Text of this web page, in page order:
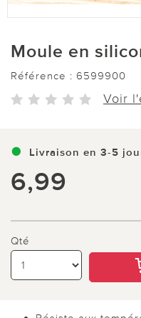
Moule en
Référence : 6599900
Voir
Livraison en 3-5
6,99
Qté